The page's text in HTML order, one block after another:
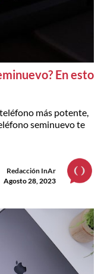
En esto
más potente,
seminuevo te
Redacción InAr
Agosto 28, 2023